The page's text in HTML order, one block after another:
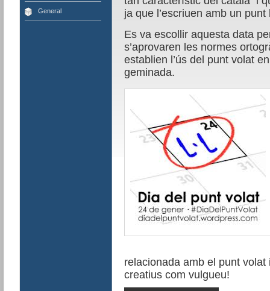
General
ja que l’escriuen amb un
Es va escollir aquesta data
s’aprovaren les normes
establien l’ús del punt volat
geminada.
relacionada amb el punt
creatius com vulgueu!